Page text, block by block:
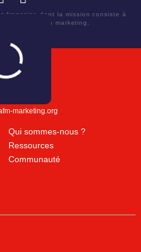
française dont la mission consiste à
en marketing.
marketing.org
Qui sommes-nous ?
Ressources
Communauté